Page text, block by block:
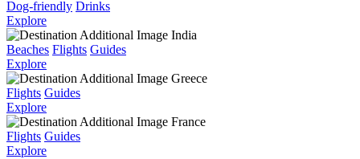
Dog-friendly Drinks
Explore
India
Beaches Flights Guides
Explore
Greece
Flights Guides
Explore
France
Flights Guides
Explore